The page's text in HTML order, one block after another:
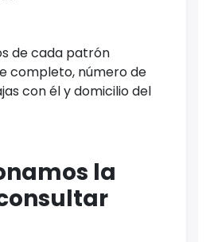
de cada patrón
completo, número de
con él y domicilio del
la